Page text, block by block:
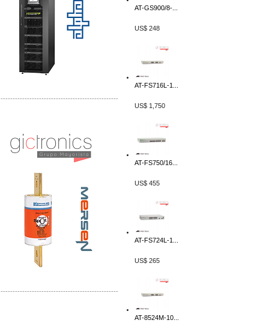
-------------------------------------------------
-------------------------------------------------
AT-GS900/8-...
US$ 248
AT-FS716L-1...
US$ 1,750
AT-FS750/16...
US$ 455
AT-FS724L-1...
US$ 265
AT-8524M-10...